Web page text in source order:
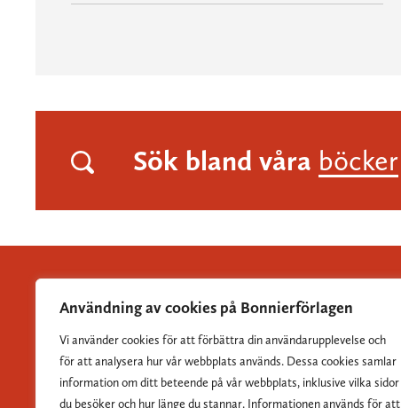
Användning av cookies på Bonnierförlagen
Vi använder cookies för att förbättra din användarupplevelse och
för att analysera hur vår webbplats används. Dessa cookies samlar
information om ditt beteende på vår webbplats, inklusive vilka sidor
du besöker och hur länge du stannar. Informationen används för att
Sök bland våra böcker
Albert Bonniers Förlag grundades 1837 och är Sveriges
största skönlitterära förlag.